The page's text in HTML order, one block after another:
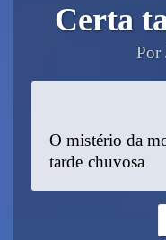
Certa
Por
O mistério da
tarde chuvosa